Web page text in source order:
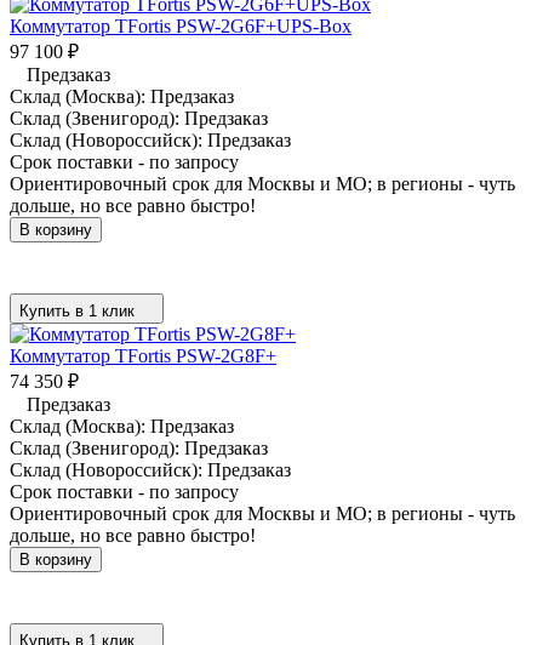
Коммутатор TFortis PSW-2G6F+UPS-Box
97 100 ₽
Предзаказ
Склад (Москва): Предзаказ
Склад (Звенигород): Предзаказ
Склад (Новороссийск): Предзаказ
Срок поставки - по запросу
Ориентировочный срок для Москвы и МО; в регионы - чуть
дольше, но все равно быстро!
В корзину
Купить в 1 клик
Коммутатор TFortis PSW-2G8F+
74 350 ₽
Предзаказ
Склад (Москва): Предзаказ
Склад (Звенигород): Предзаказ
Склад (Новороссийск): Предзаказ
Срок поставки - по запросу
Ориентировочный срок для Москвы и МО; в регионы - чуть
дольше, но все равно быстро!
В корзину
Купить в 1 клик